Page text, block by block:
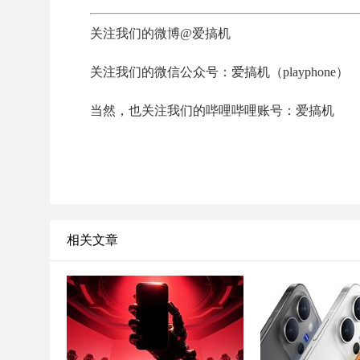
关注我们的微博@爱搞机
关注我们的微信公众号：爱搞机（playphone）
当然，也关注我们的哔哩哔哩账号：爱搞机
相关文章